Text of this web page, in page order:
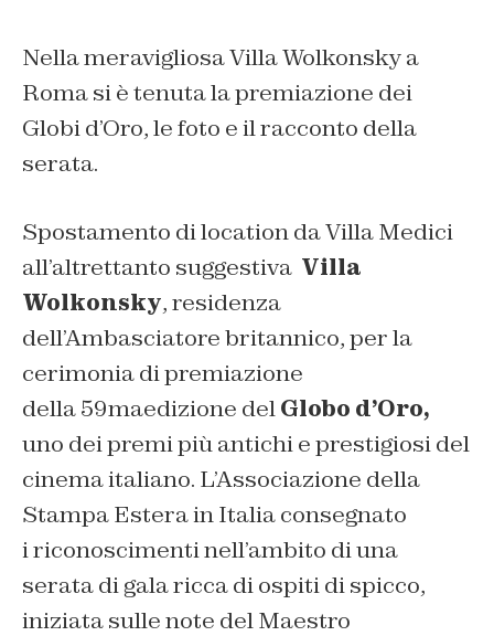
Nella meravigliosa Villa Wolkonsky a
Roma si è tenuta la premiazione dei
Globi d’Oro, le foto e il racconto della
serata.
Spostamento di location da Villa Medici
all’altrettanto suggestiva Villa
Wolkonsky, residenza
dell’Ambasciatore britannico, per la
cerimonia di premiazione
della 59maedizione delGlobo d’Oro,
uno dei premi più antichi e prestigiosi del
cinema italiano. L’Associazione della
Stampa Estera in Italia consegnato
i riconoscimenti nell’ambito di una
serata di gala ricca di ospiti di spicco,
iniziata sulle note del Maestro